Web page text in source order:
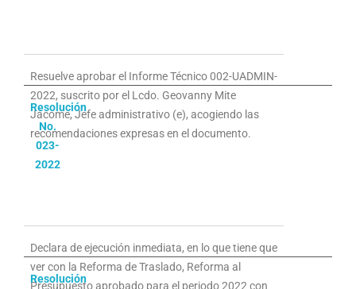
Resuelve aprobar el Informe Técnico 002-UADMIN-
2022, suscrito por el Lcdo. Geovanny Mite
Jácome, Jefe administrativo (e), acogiendo las
recomendaciones expresas en el documento.
Resolución
No.
023-
2022
Declara de ejecución inmediata, en lo que tiene que
ver con la Reforma de Traslado, Reforma al
Presupuesto aprobado para el periodo 2022 con
Resolución